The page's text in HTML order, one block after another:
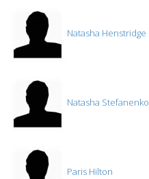
Natasha Henstridge
Natasha Stefanenko
Paris Hilton